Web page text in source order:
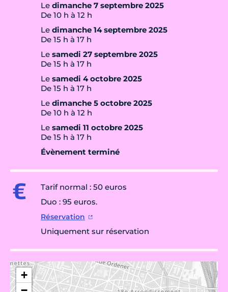
Le dimanche 7 septembre 2025
De 10 h à 12 h
Le dimanche 14 septembre 2025
De 15 h à 17 h
Le samedi 27 septembre 2025
De 15 h à 17 h
Le samedi 4 octobre 2025
De 15 h à 17 h
Le dimanche 5 octobre 2025
De 10 h à 12 h
Le samedi 11 octobre 2025
De 15 h à 17 h
Évènement terminé
Tarif normal : 50 euros
Duo : 95 euros.
Réservation
Uniquement sur réservation
+